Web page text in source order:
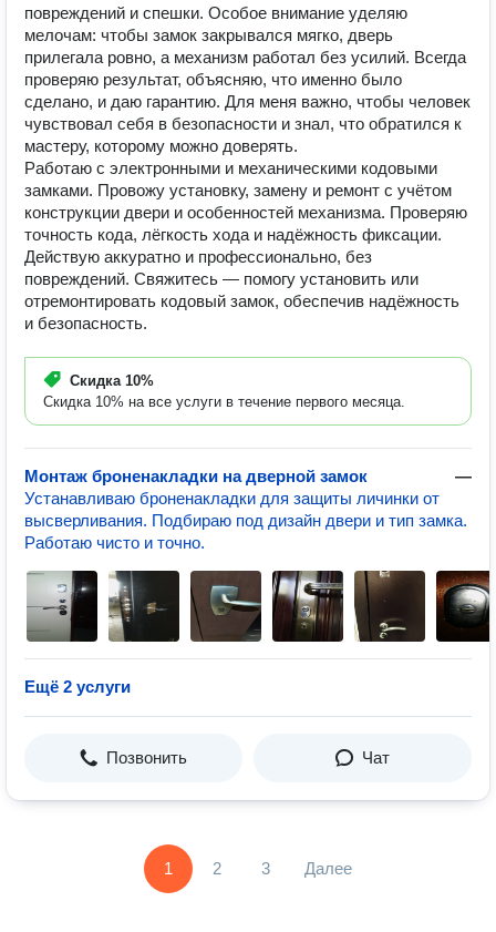
повреждений и спешки. Особое внимание уделяю
мелочам: чтобы замок закрывался мягко, дверь
прилегала ровно, а механизм работал без усилий. Всегда
проверяю результат, объясняю, что именно было
сделано, и даю гарантию. Для меня важно, чтобы человек
чувствовал себя в безопасности и знал, что обратился к
мастеру, которому можно доверять.
Работаю с электронными и механическими кодовыми
замками. Провожу установку, замену и ремонт с учётом
конструкции двери и особенностей механизма. Проверяю
точность кода, лёгкость хода и надёжность фиксации.
Действую аккуратно и профессионально, без
повреждений. Свяжитесь — помогу установить или
отремонтировать кодовый замок, обеспечив надёжность
и безопасность.
Скидка 10%
Скидка 10% на все услуги в течение первого месяца.
Монтаж броненакладки на дверной замок
—
Устанавливаю броненакладки для защиты личинки от
высверливания. Подбираю под дизайн двери и тип замка.
Работаю чисто и точно.
Ещё 2 услуги
Позвонить Чат
1 2 3 Далее